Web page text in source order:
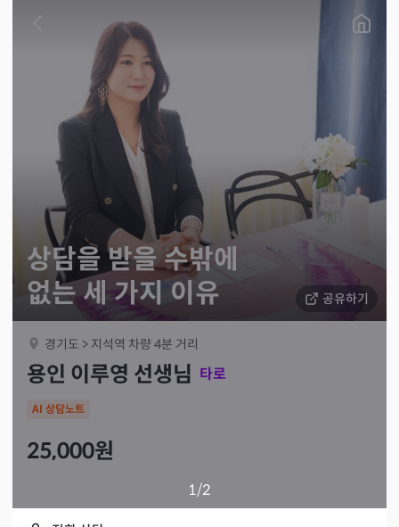
공유하기
상담을 받을 수밖에
없는 세 가지 이유
경기도 > 지석역 차량 4분 거리
용인 이루영 선생님 타로
AI 상담노트
25,000원
1/2